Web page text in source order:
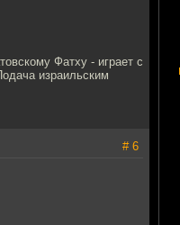
Фатху - играет с
израильским
# 6